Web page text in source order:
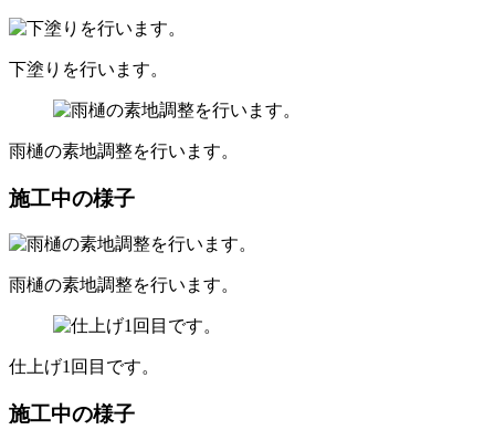
下塗りを行います。
雨樋の素地調整を行います。
施工中の様子
雨樋の素地調整を行います。
仕上げ1回目です。
施工中の様子